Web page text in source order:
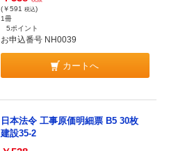
(￥591 税込)
1冊
5ポイント
お申込番号 NH0039
カートへ
日本法令 工事原価明細票 B5 30枚
建設35-2